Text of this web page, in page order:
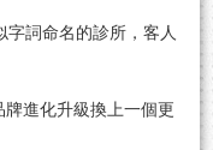
詞命名的診所，客人
進化升級換上一個更